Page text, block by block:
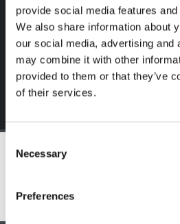
provide social media features
We also share information about
our social media, advertising and
may combine it with other
provided to them or that they’ve
of their services.
Selection
Necessary
Preferences
contenido